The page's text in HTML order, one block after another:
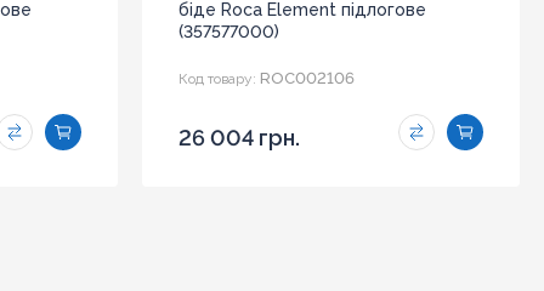
біде Roca Element підлогове
(357577000)
Код товару: ROC002106
26 004 грн.